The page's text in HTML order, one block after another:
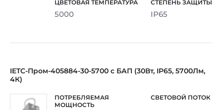
5000 IP65
IETC-Пром-405884-30-5700 с БАП (30Вт, IP65, 5700Лм,
4К)